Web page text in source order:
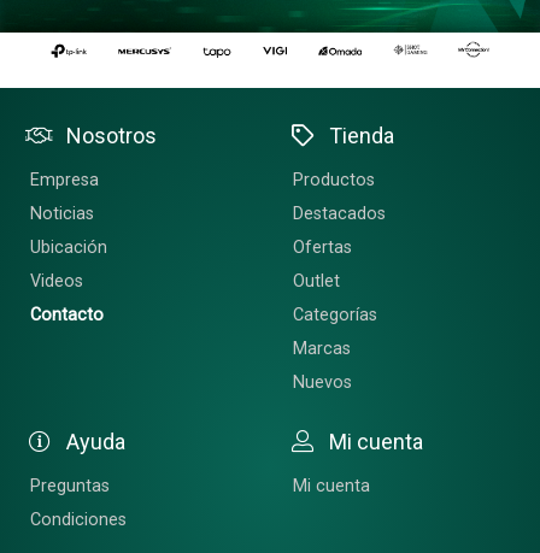
Nosotros
Empresa
Noticias
Ubicación
Videos
Contacto
Tienda
Productos
Destacados
Ofertas
Outlet
Categorías
Marcas
Nuevos
Ayuda
Preguntas
Condiciones
Mi cuenta
Mi cuenta